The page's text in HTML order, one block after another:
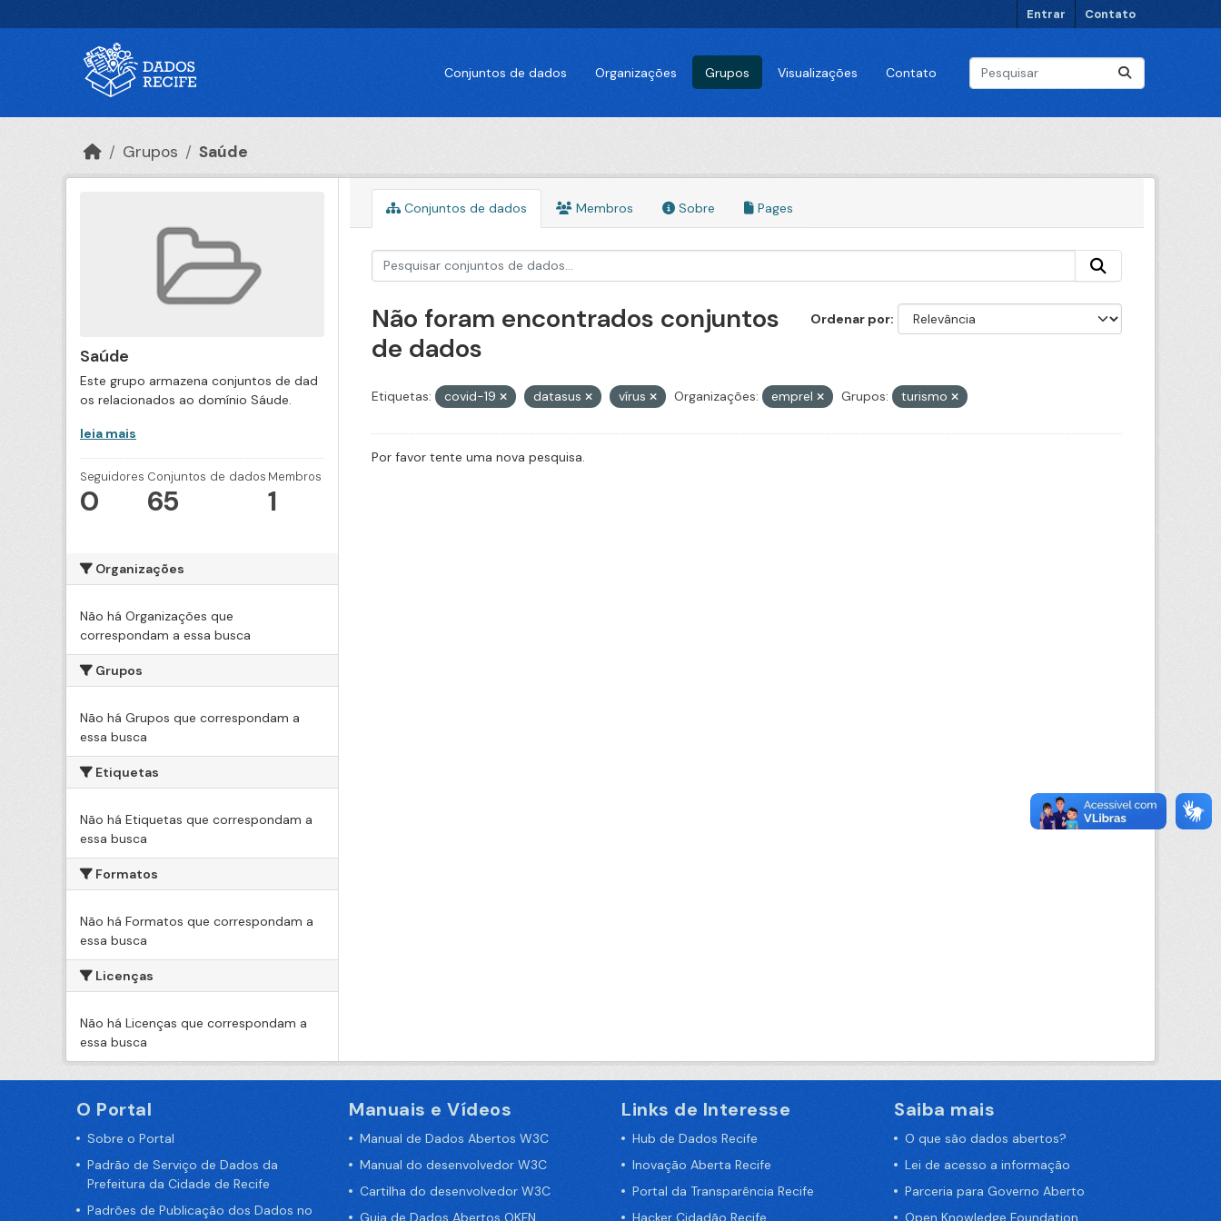
Entrar Contato
Conjuntos de dados Organizações Grupos Visualizações Contato
Grupos Saúde
Saúde
Este grupo armazena conjuntos de dad
os relacionados ao domínio Sáude.
leia mais
Seguidores
0
Conjuntos de dados
65
Membros
1
Organizações
Não há Organizações que
correspondam a essa busca
Grupos
Não há Grupos que correspondam a
essa busca
Etiquetas
Não há Etiquetas que correspondam a
essa busca
Formatos
Não há Formatos que correspondam a
essa busca
Licenças
Não há Licenças que correspondam a
essa busca
Conjuntos de dados Membros Sobre Pages
Ordenar por
Não foram encontrados conjuntos
de dados
Etiquetas: covid-19 datasus vírus Organizações: emprel Grupos: turismo
Por favor tente uma nova pesquisa.
O Portal
Sobre o Portal
Padrão de Serviço de Dados da
Prefeitura da Cidade de Recife
Padrões de Publicação dos Dados no
Manuais e Vídeos
Manual de Dados Abertos W3C
Manual do desenvolvedor W3C
Cartilha do desenvolvedor W3C
Guia de Dados Abertos OKFN
Links de Interesse
Hub de Dados Recife
Inovação Aberta Recife
Portal da Transparência Recife
Hacker Cidadão Recife
Saiba mais
O que são dados abertos?
Lei de acesso a informação
Parceria para Governo Aberto
Open Knowledge Foundation